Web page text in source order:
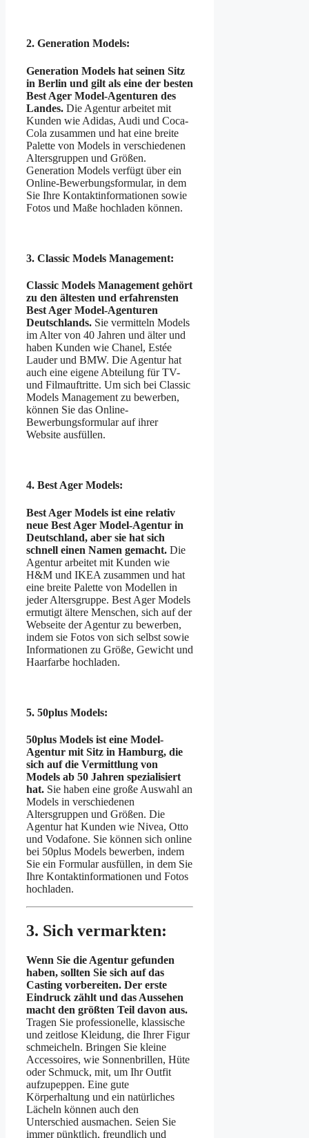
2. Generation Models:
Generation Models hat seinen Sitz
in Berlin und gilt als eine der besten
Best Ager Model-Agenturen des
Landes. Die Agentur arbeitet mit
Kunden wie Adidas, Audi und Coca-
Cola zusammen und hat eine breite
Palette von Models in verschiedenen
Altersgruppen und Größen.
Generation Models verfügt über ein
Online-Bewerbungsformular, in dem
Sie Ihre Kontaktinformationen sowie
Fotos und Maße hochladen können.
3. Classic Models Management:
Classic Models Management gehört
zu den ältesten und erfahrensten
Best Ager Model-Agenturen
Deutschlands. Sie vermitteln Models
im Alter von 40 Jahren und älter und
haben Kunden wie Chanel, Estée
Lauder und BMW. Die Agentur hat
auch eine eigene Abteilung für TV-
und Filmauftritte. Um sich bei Classic
Models Management zu bewerben,
können Sie das Online-
Bewerbungsformular auf ihrer
Website ausfüllen.
4. Best Ager Models:
Best Ager Models ist eine relativ
neue Best Ager Model-Agentur in
Deutschland, aber sie hat sich
schnell einen Namen gemacht. Die
Agentur arbeitet mit Kunden wie
H&M und IKEA zusammen und hat
eine breite Palette von Modellen in
jeder Altersgruppe. Best Ager Models
ermutigt ältere Menschen, sich auf der
Webseite der Agentur zu bewerben,
indem sie Fotos von sich selbst sowie
Informationen zu Größe, Gewicht und
Haarfarbe hochladen.
5. 50plus Models:
50plus Models ist eine Model-
Agentur mit Sitz in Hamburg, die
sich auf die Vermittlung von
Models ab 50 Jahren spezialisiert
hat. Sie haben eine große Auswahl an
Models in verschiedenen
Altersgruppen und Größen. Die
Agentur hat Kunden wie Nivea, Otto
und Vodafone. Sie können sich online
bei 50plus Models bewerben, indem
Sie ein Formular ausfüllen, in dem Sie
Ihre Kontaktinformationen und Fotos
hochladen.
3. Sich vermarkten:
Wenn Sie die Agentur gefunden
haben, sollten Sie sich auf das
Casting vorbereiten. Der erste
Eindruck zählt und das Aussehen
macht den größten Teil davon aus.
Tragen Sie professionelle, klassische
und zeitlose Kleidung, die Ihrer Figur
schmeicheln. Bringen Sie kleine
Accessoires, wie Sonnenbrillen, Hüte
oder Schmuck, mit, um Ihr Outfit
aufzupeppen. Eine gute
Körperhaltung und ein natürliches
Lächeln können auch den
Unterschied ausmachen. Seien Sie
immer pünktlich, freundlich und